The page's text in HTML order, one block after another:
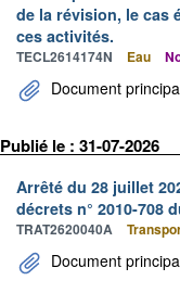
de la révision, le cas
ces activités.
TECL2614174N Eau
Document
Publié le : 31-07-2026
Arrêté du 28 juillet
décrets n° 2010-708
TRAT2620040A
Document